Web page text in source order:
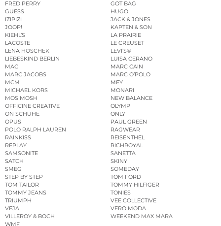
FRED PERRY
GOT BAG
GUESS
HUGO
IZIPIZI
JACK & JONES
JOOP!
KAPTEN & SON
KIEHL’S
LA PRAIRIE
LACOSTE
LE CREUSET
LENA HOSCHEK
LEVI’S®
LIEBESKIND BERLIN
LUISA CERANO
MAC
MARC CAIN
MARC JACOBS
MARC O’POLO
MCM
MEY
MICHAEL KORS
MONARI
MOS MOSH
NEW BALANCE
OFFICINE CREATIVE
OLYMP
ON SCHUHE
ONLY
OPUS
PAUL GREEN
POLO RALPH LAUREN
RAGWEAR
RAINKISS
REISENTHEL
REPLAY
RICHROYAL
SAMSONITE
SANETTA
SATCH
SKINY
SMEG
SOMEDAY
STEP BY STEP
TOM FORD
TOM TAILOR
TOMMY HILFIGER
TOMMY JEANS
TONIES
TRIUMPH
VEE COLLECTIVE
VEJA
VERO MODA
VILLEROY & BOCH
WEEKEND MAX MARA
WMF